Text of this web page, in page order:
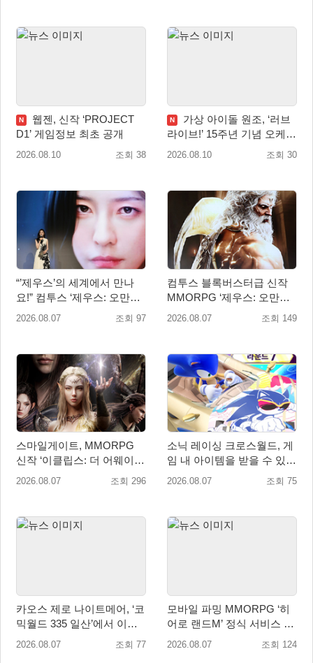
N
웹젠, 신작 ‘PROJECT
D1’ 게임정보 최초 공개
2026.08.10 조회 38
N
가상 아이돌 원조, ‘러브
라이브!’ 15주년 기념 오케스
트라 콘서트 10월 5일 서울
2026.08.10 조회 30
“’제우스’의 세계에서 만나
요!” 컴투스 ‘제우스: 오만의
신’ 쇼케이스 찾은 배우 박지
2026.08.07 조회 97
컴투스 블록버스터급 신작
MMORPG ‘제우스: 오만의
신’, 8월 26일 출시!
2026.08.07 조회 149
스마일게이트, MMORPG
신작 ‘이클립스: 더 어웨이크
닝’ 9월 10일 론칭!
2026.08.07 조회 296
소닉 레이싱 크로스월드, 게
임 내 아이템을 받을 수 있는
‘레전드 대회 라운드 7’ 개최!
2026.08.07 조회 75
카오스 제로 나이트메어, ‘코
믹월드 335 일산’에서 이용
자 소통 예고
2026.08.07 조회 77
모바일 파밍 MMORPG ‘히
어로 랜드M’ 정식 서비스 돌
입
2026.08.07 조회 124